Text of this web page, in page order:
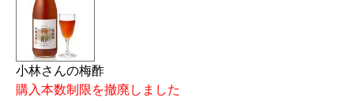
小林さんの梅酢
購入本数制限を撤廃しました